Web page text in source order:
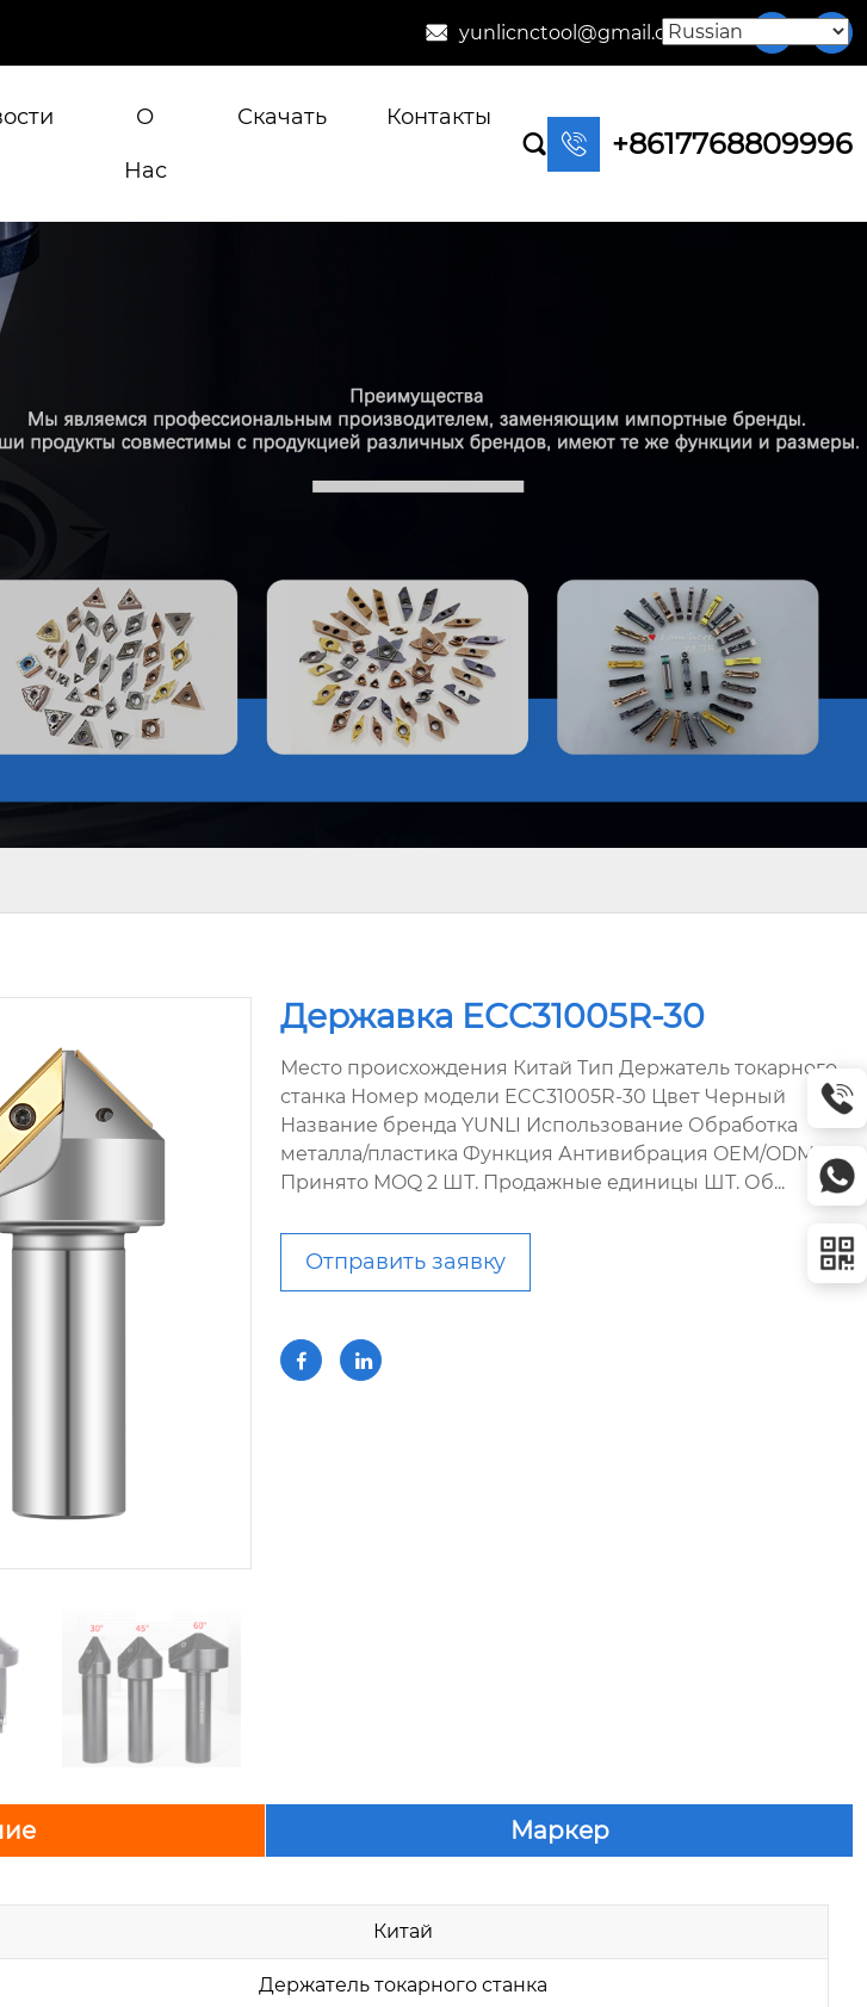
 yunlicnctool@gmail.com 
О
Нас
Скачать
Контакты
  +8617768809996
Державка ECC31005R-30
Место происхождения Китай Тип Держатель токарного
станка Номер модели ECC31005R-30 Цвет Черный
Название бренда YUNLI Использование Обработка
металла/пластика Функция Антивибрация OEM/ODM
Принято MOQ 2 ШТ. Продажные единицы ШТ. Об...
Отправить заявку
 
Маркер
Китай
Держатель токарного станка